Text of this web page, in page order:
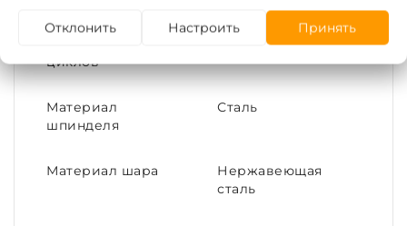
циклов
Материал
шпинделя
Сталь
Материал шара
Нержавеющая
сталь
Отклонить Настроить Принять